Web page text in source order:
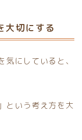
大切にする
気にしていると、
という考え方を大